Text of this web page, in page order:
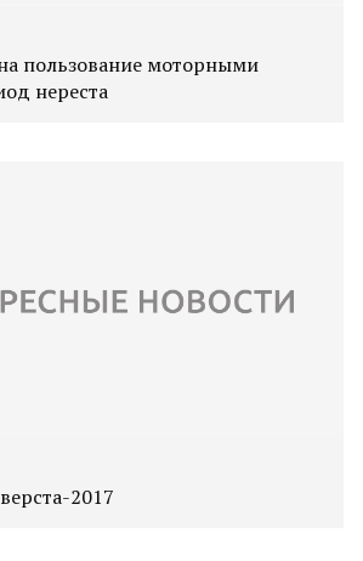
пользование моторными
нереста
2017